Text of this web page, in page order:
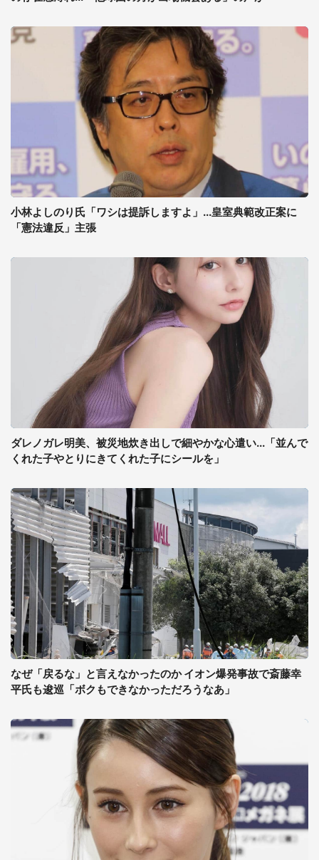
小林よしのり氏「ワシは提訴しますよ」...皇室典範改正案に
「憲法違反」主張
ダレノガレ明美、被災地炊き出しで細やかな心遣い...「並んで
くれた子やとりにきてくれた子にシールを」
なぜ「戻るな」と言えなかったのか イオン爆発事故で斎藤幸
平氏も逡巡「ボクもできなかっただろうなあ」